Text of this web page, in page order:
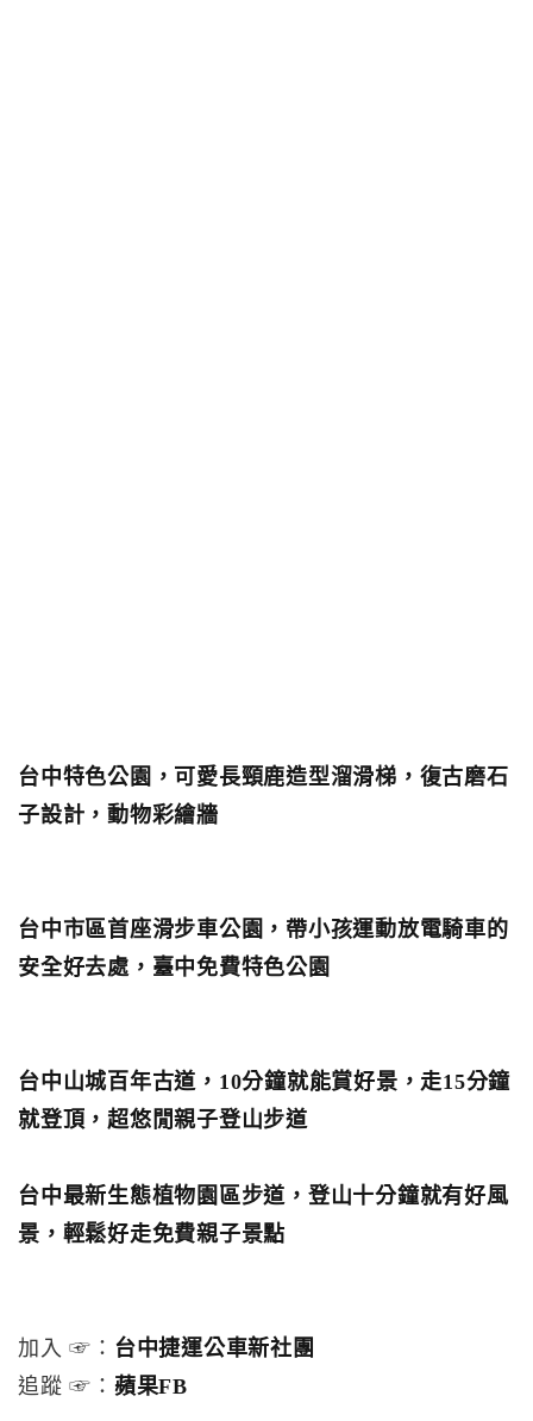
台中特色公園，可愛長頸鹿造型溜滑梯，復古磨石
子設計，動物彩繪牆
台中市區首座滑步車公園，帶小孩運動放電騎車的
安全好去處，臺中免費特色公園
台中山城百年古道，10分鐘就能賞好景，走15分鐘
就登頂，超悠閒親子登山步道
台中最新生態植物園區步道，登山十分鐘就有好風
景，輕鬆好走免費親子景點
加入 ☞： 台中捷運公車新社團
追蹤 ☞： 蘋果FB